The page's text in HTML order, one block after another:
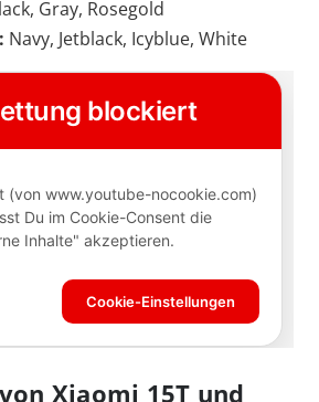
Gray, Rosegold
Navy, Jetblack, Icyblue, White
Xiaomi 15T und